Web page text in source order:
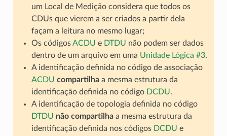
um Local de Medição considera que todos os
CDUs que vierem a ser criados a partir dela
façam a leitura no mesmo lugar;
Os códigosACDU e DTDU não podem ser dados
dentro de um arquivo em uma Unidade Lógica #3.
A identificação definida no código de associação
ACDU compartilhaa mesma estrutura da
identificação definida no código DCDU.
A identificação de topologia definida no código
DTDU não compartilhaa mesma estrutura da
identificação definida nos códigos DCDU e